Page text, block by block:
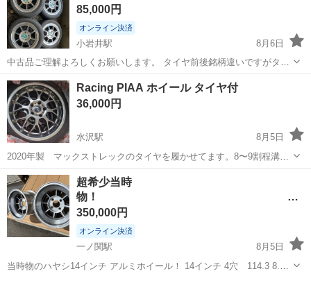
85,000円
オンライン決済
小岩井駅
8月6日
中古品ご理解よろしくお願いします。 タイヤ前後銘柄違いですがタイ
ヤ組みました。 165/55-14 14インチ PCD100 6J オフセット38
岩手 滝沢市 小岩井駅 タイヤ、ホイール
Racing PIAA ホイール タイヤ付
36,000円
水沢駅
8月5日
2020年製 マックストレックのタイヤを履かせてます。8〜9割程溝残
ってます。 ホイールは、2本がり傷ありますが、クラックエアー漏れ
なし。黒いスプレー後は耐熱塗料がかかったやつかと、、 軽くヤスリ
岩手 奥州市 水沢駅
超希少当時
物！
ハヤシホイール14イン…
350,000円
オンライン決済
一ノ関駅
8月5日
当時物のハヤシ14インチ アルミホイール！ 14インチ 4穴 114.3 8.5J